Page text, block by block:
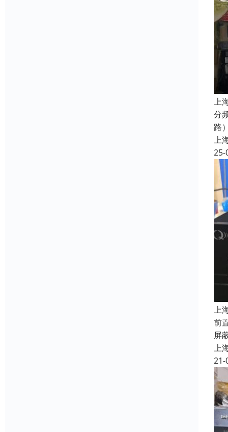
上
分
路
上
25-
上
前
屏
上
21-